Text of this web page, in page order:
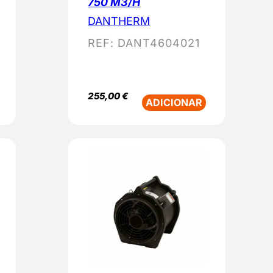
DANTHERM
REF: DANT4604021
255,00€
ADICIONAR